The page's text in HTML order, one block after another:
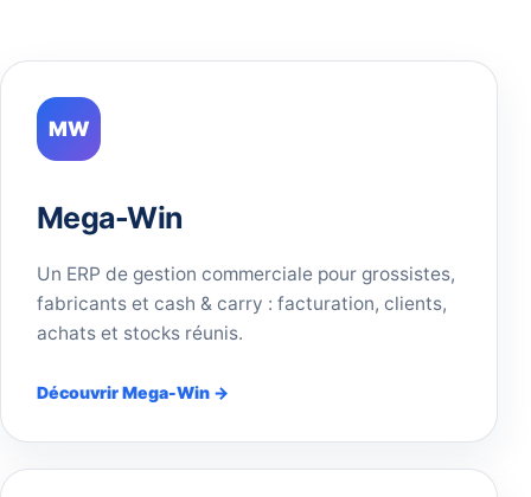
MW
Mega-Win
Un ERP de gestion commerciale pour grossistes,
fabricants et cash & carry : facturation, clients,
achats et stocks réunis.
Découvrir Mega-Win →